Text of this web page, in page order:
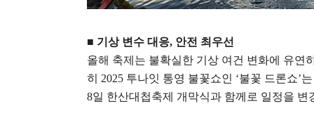
■ 기상 변수 대응, 안전 최우선
올해 축제는 불확실한 기상 여건 변화에 유연
히 2025 투나잇 통영 불꽃쇼인 ‘불꽃 드론쇼’
8일 한산대첩축제 개막식과 함께로 일정을 변